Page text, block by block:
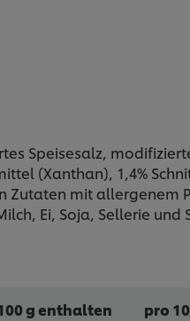
Speisesalz,
(Xanthan), 1,4%
mit allergenem
Ei, Soja, Sellerie
g enthalten pro